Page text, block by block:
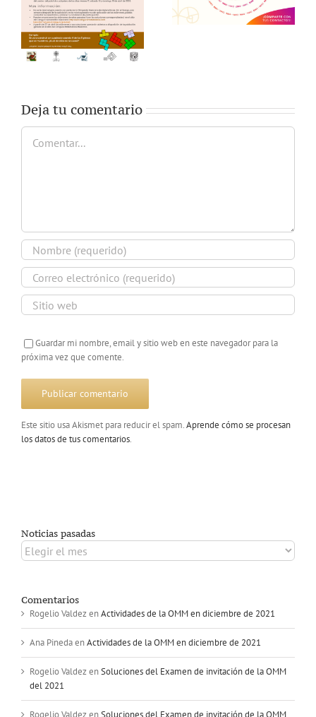
Deja tu comentario
Comentar
Guardar mi nombre, email y sitio web en este navegador para la
próxima vez que comente.
Este sitio usa Akismet para reducir el spam.Aprende cómo se procesan
los datos de tus comentarios.
Noticias pasadas
Noticias
pasadas
Comentarios
Rogelio ValdezenActividades de la OMM en diciembre de 2021
Ana PinedaenActividades de la OMM en diciembre de 2021
Rogelio ValdezenSoluciones del Examen de invitación de la OMM
del 2021